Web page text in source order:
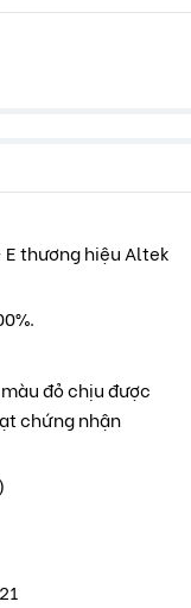
E thương hiệu Altek
đỏ chịu được
chứng nhận